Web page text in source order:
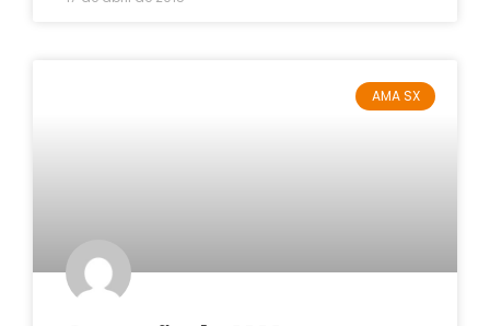
AMA SX